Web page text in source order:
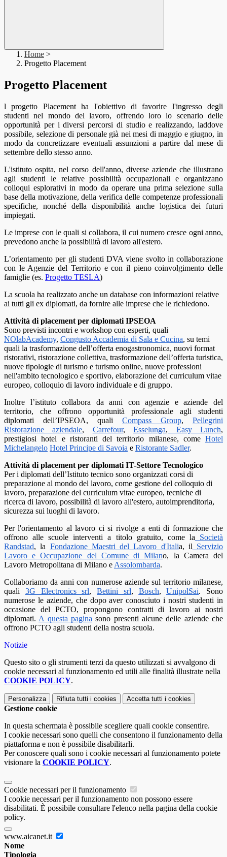
Home >
Progetto Placement
Progetto Placement
l progetto Placement ha l'obiettivo di favorire l'ingresso degli
studenti nel mondo del lavoro, offrendo loro lo scenario delle
opportunità per i diversi percorsi di studio e realizzando, laddove
possibile, selezione di personale già nei mesi di maggio e giugno, in
modo da concretizzare eventuali assunzioni a partire dal mese di
settembre dello stesso anno.
L'istituto ospita, nel corso dell'anno, diverse aziende che illustrano
agli studenti le relative possibilità occupazionali e organizzano
colloqui esplorativi in modo da operare una prima selezione sulla
base della motivazione, della verifica delle competenze professionali
specifiche, nonché della disponibilità anche logistica dei futuri
impiegati.
Le imprese con le quali si collabora, il cui numero cresce ogni anno,
prevedono anche la possibilità di lavoro all'estero.
L’orientamento per gli studenti DVA viene svolto in collaborazione
con le Agenzie del Territorio e con il pieno coinvolgimento delle
famiglie (es. Progetto TESLA)
La scuola ha realizzato anche un database con informazioni relative
ai tutti gli ex diplomati, da fornire alle imprese che le richiedono.
Attività di placement per diplomati IPSEOA
Sono previsti incontri e workshop con esperti, quali
NOlabAcademy, Congusto Accademia di Sala e Cucina, su temi
quali la trasformazione dell’offerta enogastronomica, nuovi format
ristorativi, ristorazione collettiva, trasformazione dell’offerta turistica,
nuove tipologie di turismo e turismo online, nuove professioni
nell'ambito tecnologico e sportivo, elaborazione del curriculum vitae
europeo, colloquio di lavoro individuale e di gruppo.
Inoltre l’istituto collabora da anni con agenzie e aziende del
territorio, che offrono opportunità professionale agli studenti
diplomati dell’IPSEOA, quali Compass Group, Pellegrini
Ristorazione aziendale, Carrefour,Esselunga, Easy Lunch,
prestigiosi hotel e ristoranti del territorio milanese, come Hotel
Michelangelo Hotel Principe di Savoia e Ristorante Sadler.
Attività di placement per diplomati IT-Settore Tecnologico
Per i diplomati dell’Istituto tecnico sono organizzati corsi di
preparazione al mondo del lavoro, come gestione del colloquio di
lavoro, preparazione del curriculum vitae europeo, tecniche di
ricerca di lavoro, possibilità di lavoro all'estero, autoimprenditoria,
sicurezza sui luoghi di lavoro.
Per l'orientamento al lavoro ci si rivolge a enti di formazione che
offrono alle scuole interventi a titolo gratuito, come la Società
Randstad, la Fondazione Maestri del Lavoro d'Italia, il Servizio
Lavoro e Occupazione del Comune di Milano, la Camera del
Lavoro Metropolitana di Milano e Assolombarda.
Collaboriamo da anni con numerose aziende sul territorio milanese,
quali 3G Electronics srl, Bettini srl, Bosch,UnipolSai. Sono
numerose le aziende, che dopo aver conosciuto i nostri studenti in
occasione del PCTO, propongono contratti di lavoro ai nostri
diplomati. A questa pagina sono presenti alcune delle aziende che
offrono PCTO agli studenti della nostra scuola.
Notizie
Questo sito o gli strumenti terzi da questo utilizzati si avvalgono di
cookie necessari al funzionamento ed utili alle finalità illustrate nella
COOKIE POLICY.
Personalizza Rifiuta tutti i cookies Accetta tutti i cookies
Gestione cookie
In questa schermata è possibile scegliere quali cookie consentire.
I cookie necessari sono quelli che consentono il funzionamento della
piattaforma e non è possibile disabilitarli.
Per conoscere quali sono i cookie necessari al funzionamento potete
visionare la COOKIE POLICY.
Cookie necessari per il funzionamento
I cookie necessari per il funzionamento non possono essere
disabilitati. È possibile consultare l'elenco nella pagina della cookie
policy.
www.aicanet.it
Nome
Tipologia